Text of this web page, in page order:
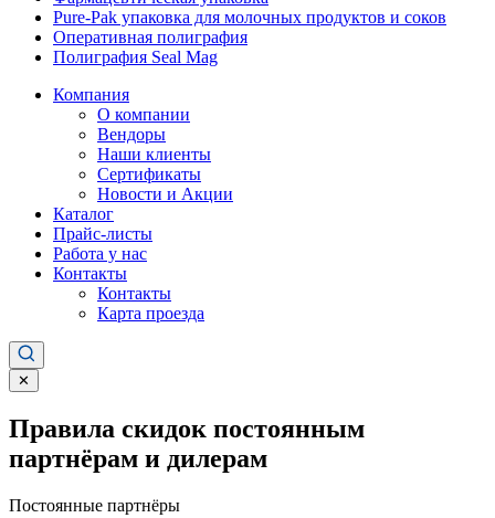
Pure-Pak упаковка для молочных продуктов и соков
Оперативная полиграфия
Полиграфия Seal Mag
Компания
О компании
Вендоры
Наши клиенты
Сертификаты
Новости и Акции
Каталог
Прайс-листы
Работа у нас
Контакты
Контакты
Карта проезда
✕
Правила скидок постоянным
партнёрам и дилерам
Постоянные партнёры